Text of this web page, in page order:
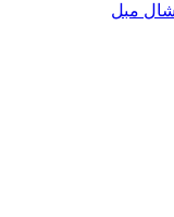
مبل